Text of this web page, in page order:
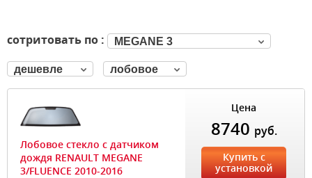
сотритовать по : MEGANE 3
дешевле лобовое
Лобовое стекло с датчиком
дождя RENAULT MEGANE
3/FLUENCE 2010-2016
Цена
8740 руб.
Купить с
установкой